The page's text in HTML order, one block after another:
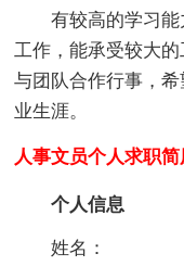
有较高的学习能
工作，能承受较大
与团队合作行事，
业生涯。
人事文员个人求职简
个人信息
姓名：